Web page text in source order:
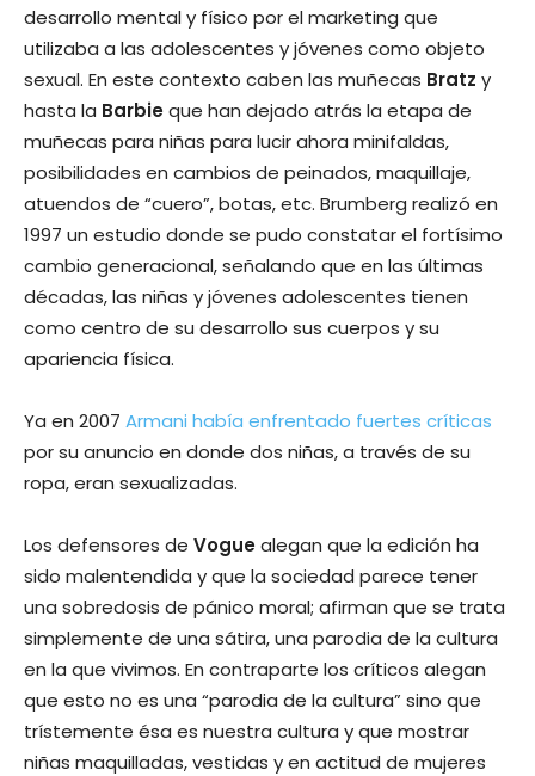
desarrollo mental y físico por el marketing que
utilizaba a las adolescentes y jóvenes como objeto
sexual. En este contexto caben las muñecas Bratz y
hasta la Barbieque han dejado atrás la etapa de
muñecas para niñas para lucir ahora minifaldas,
posibilidades en cambios de peinados, maquillaje,
atuendos de “cuero”, botas, etc. Brumberg realizó en
1997 un estudio donde se pudo constatar el fortísimo
cambio generacional, señalando que en las últimas
décadas, las niñas y jóvenes adolescentes tienen
como centro de su desarrollo sus cuerpos y su
apariencia física.
Ya en 2007 Armani había enfrentado fuertes críticas
por su anuncio en donde dos niñas, a través de su
ropa, eran sexualizadas.
Los defensores de Voguealegan que la edición ha
sido malentendida y que la sociedad parece tener
una sobredosis de pánico moral; afirman que se trata
simplemente de una sátira, una parodia de la cultura
en la que vivimos. En contraparte los críticos alegan
que esto no es una “parodia de la cultura” sino que
trístemente ésa es nuestra cultura y que mostrar
niñas maquilladas, vestidas y en actitud de mujeres